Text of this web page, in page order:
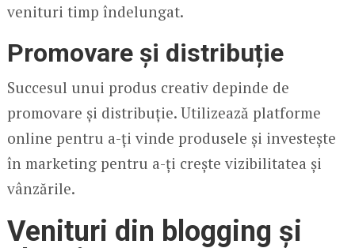
venituri timp îndelungat.
Promovare și distribuție
Succesul unui produs creativ depinde de
promovare și distribuție. Utilizează platforme
online pentru a-ți vinde produsele și investește
în marketing pentru a-ți crește vizibilitatea și
vânzările.
Venituri din blogging și